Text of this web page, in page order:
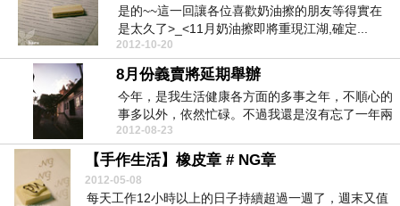
是的~~這一回讓各位喜歡奶油擦的朋友等得實在
是太久了>_<11月奶油擦即將重現江湖,確定...
2012-10-20
8月份義賣將延期舉辦
今年，是我生活健康各方面的多事之年，不順心的
事多以外，依然忙碌。不過我還是沒有忘了一年兩
次的義賣活動...
2012-08-23
【手作生活】橡皮章 # NG章
2012-05-08
每天工作12小時以上的日子持續超過一週了，週末又值